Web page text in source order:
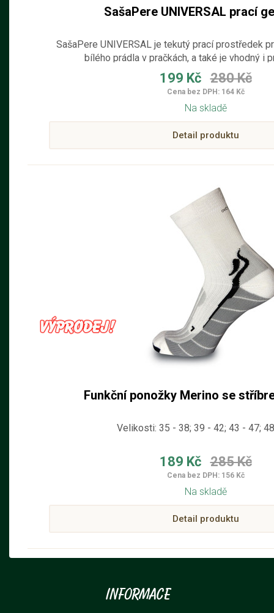
SašaPere UNIVERSAL prací
SašaPere UNIVERSAL je tekutý prací prostředek
bílého prádla v pračkách, a také je vhodný i
199 Kč 280 Kč
Cena bez DPH: 164 Kč
Na skladě
Detail produktu
Funkční ponožky Merino se
Velikosti: 35 - 38; 39 - 42; 43 - 47;
189 Kč 285 Kč
Cena bez DPH: 156 Kč
Na skladě
Detail produktu
Informace